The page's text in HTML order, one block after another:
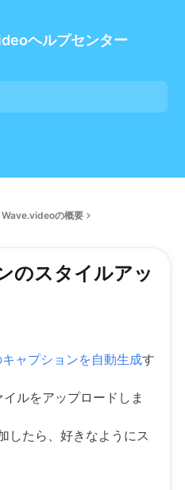
ヘルプセンター
Wave.videoの概要
のスタイルアッ
ャプションを自動生成す
イルをアップロードしま
したら、好きなようにス